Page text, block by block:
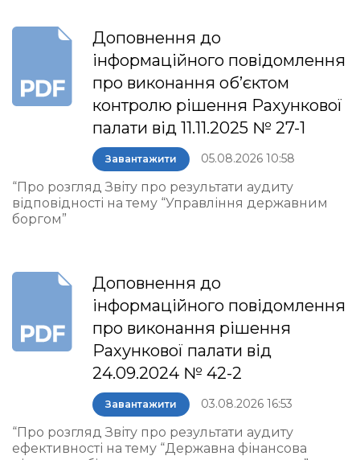
Доповнення до
інформаційного повідомлення
про виконання об’єктом
контролю рішення Рахункової
палати від 11.11.2025 № 27-1
Завантажити 05.08.2026 10:58
“Про розгляд Звіту про результати аудиту
відповідності на тему “Управління державним
боргом”
Доповнення до
інформаційного повідомлення
про виконання рішення
Рахункової палати від
24.09.2024 № 42-2
Завантажити 03.08.2026 16:53
“Про розгляд Звіту про результати аудиту
ефективності на тему “Державна фінансова